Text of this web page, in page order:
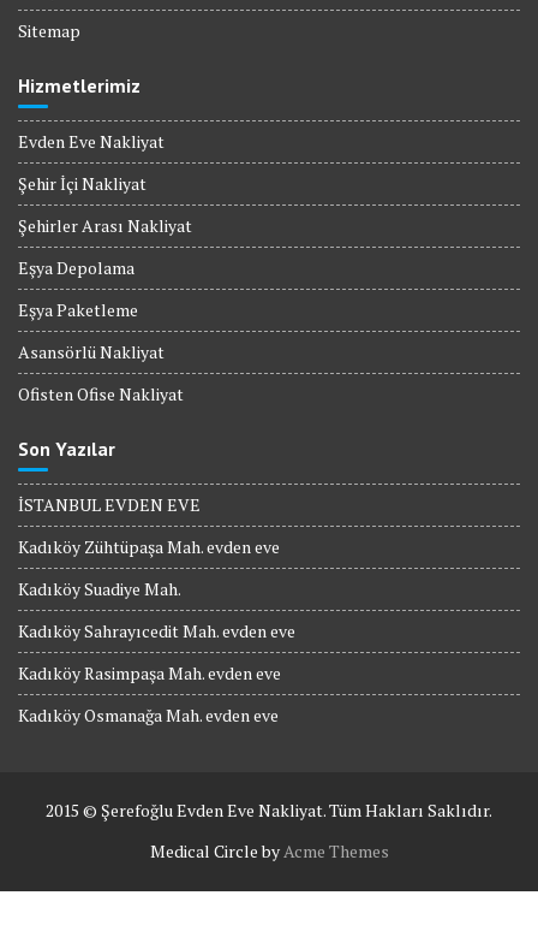
Sitemap
Hizmetlerimiz
Evden Eve Nakliyat
Şehir İçi Nakliyat
Şehirler Arası Nakliyat
Eşya Depolama
Eşya Paketleme
Asansörlü Nakliyat
Ofisten Ofise Nakliyat
Son Yazılar
İSTANBUL EVDEN EVE
Kadıköy Zühtüpaşa Mah. evden eve
Kadıköy Suadiye Mah.
Kadıköy Sahrayıcedit Mah. evden eve
Kadıköy Rasimpaşa Mah. evden eve
Kadıköy Osmanağa Mah. evden eve
2015 © Şerefoğlu Evden Eve Nakliyat. Tüm Hakları Saklıdır.
Medical Circle byAcme Themes